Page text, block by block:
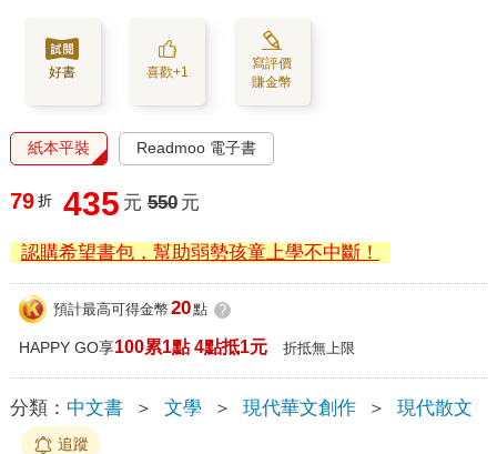
好書 喜歡+1
寫評價
賺金幣
紙本平裝 Readmoo 電子書
79 折 435 元 550 元
認購希望書包，幫助弱勢孩童上學不中斷！
預計最高可得金幣 20點 ?
HAPPY GO享100累1點 4點抵1元 折抵無上限
分類： 中文書 ＞ 文學 ＞ 現代華文創作 ＞ 現代散文
追蹤